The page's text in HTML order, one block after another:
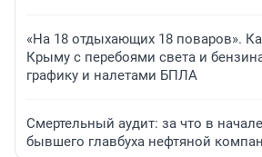
«На 18 отдыхающих 18 поваров».
Крыму с перебоями света и
графику и налетами БПЛА
Смертельный аудит: за что в
бывшего главбуха нефтяной